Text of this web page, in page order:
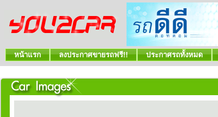
หน้าแรก ลงประกาศขายรถฟรี!! ประกาศรถทั้งหมด